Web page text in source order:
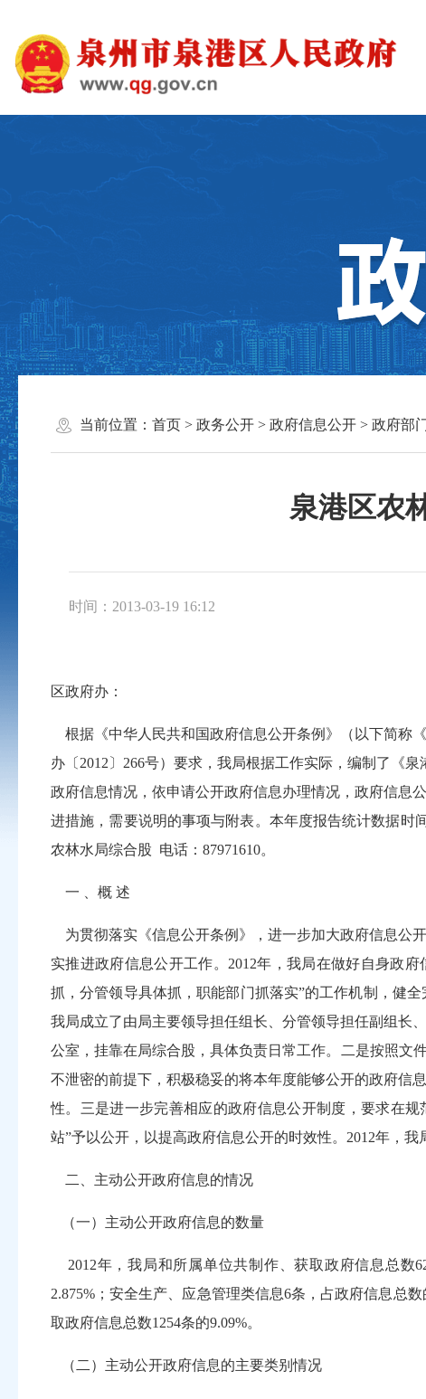
当前位置： 首页 > 政务公开 > 政府信息公开 > 政府部
泉港区农
时间：2013-03-19 16:12
区政府办：
根据《中华人民共和国政府信息公开条例》（以下简称
办〔2012〕266号）要求，我局根据工作实际，编制了《
政府信息情况，依申请公开政府信息办理情况，政府信息
进措施，需要说明的事项与附表。本年度报告统计数据时
农林水局综合股 电话：87971610。
一 、概 述
为贯彻落实《信息公开条例》，进一步加大政府信息公
实推进政府信息公开工作。2012年，我局在做好自身政
抓，分管领导具体抓，职能部门抓落实”的工作机制，健
我局成立了由局主要领导担任组长、分管领导担任副组长
公室，挂靠在局综合股，具体负责日常工作。二是按照文
不泄密的前提下，积极稳妥的将本年度能够公开的政府信
性。三是进一步完善相应的政府信息公开制度，要求在
站”予以公开，以提高政府信息公开的时效性。2012年，
二、主动公开政府信息的情况
（一）主动公开政府信息的数量
2012年，我局和所属单位共制作、获取政府信息总数
2.875%；安全生产、应急管理类信息6条，占政府信息总
取政府信息总数1254条的9.09%。
（二）主动公开政府信息的主要类别情况